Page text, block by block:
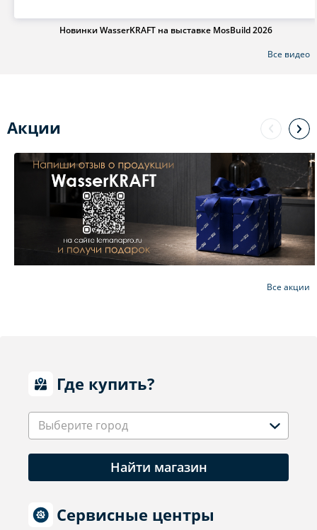
Новинки WasserKRAFT на выставке MosBuild 2026
Все видео
Акции
Все акции
Где купить?
Выберите город
Найти магазин
Сервисные центры